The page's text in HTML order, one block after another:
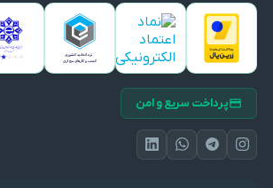
پرداخت سریع و امن